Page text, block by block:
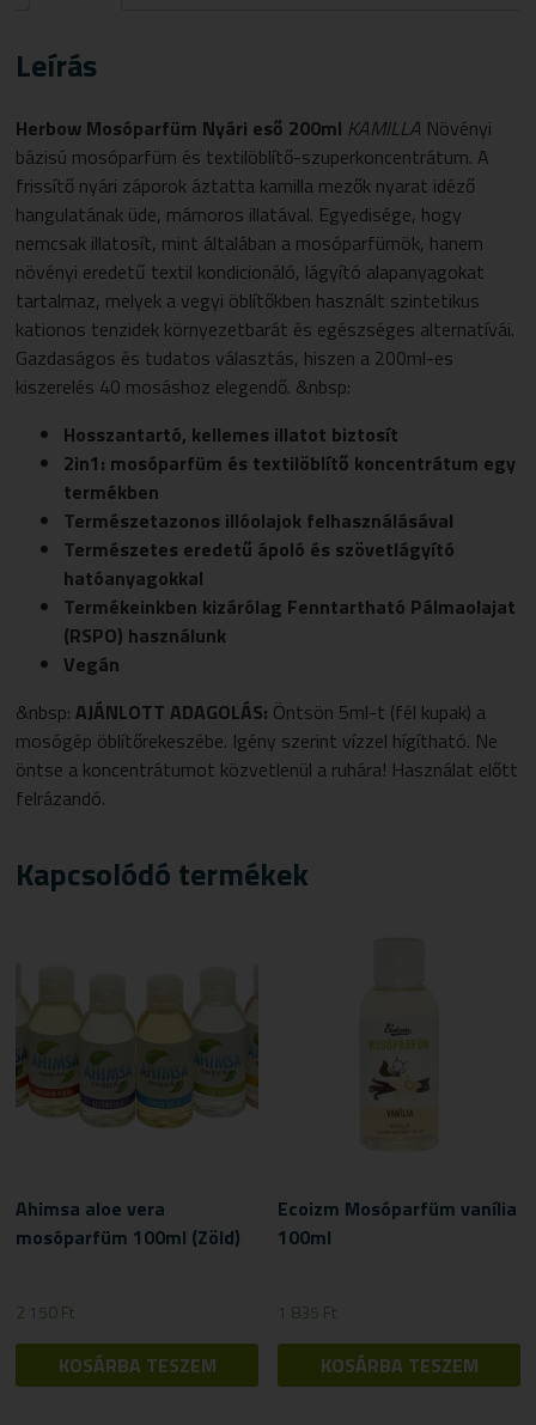
Leírás
Herbow Mosóparfüm Nyári eső 200ml KAMILLA Növényi
bázisú mosóparfüm és textilöblítő-szuperkoncentrátum. A
frissítő nyári záporok áztatta kamilla mezők nyarat idéző
hangulatának üde, mámoros illatával. Egyedisége, hogy
nemcsak illatosít, mint általában a mosóparfümök, hanem
növényi eredetű textil kondicionáló, lágyító alapanyagokat
tartalmaz, melyek a vegyi öblítőkben használt szintetikus
kationos tenzidek környezetbarát és egészséges alternatívái.
Gazdaságos és tudatos választás, hiszen a 200ml-es
kiszerelés 40 mosáshoz elegendő. &nbsp:
Hosszantartó, kellemes illatot biztosít
2in1: mosóparfüm és textilöblítő koncentrátum egy
termékben
Természetazonos illóolajok felhasználásával
Természetes eredetű ápoló és szövetlágyító
hatóanyagokkal
Termékeinkben kizárólag Fenntartható Pálmaolajat
(RSPO) használunk
Vegán
&nbsp:AJÁNLOTT ADAGOLÁS: Öntsön 5ml-t (fél kupak) a
mosógép öblítőrekeszébe. Igény szerint vízzel hígítható. Ne
öntse a koncentrátumot közvetlenül a ruhára! Használat előtt
felrázandó.
Kapcsolódó termékek
Ahimsa aloe vera
mosóparfüm 100ml (Zöld)
2 150Ft
KOSÁRBA TESZEM
Ecoizm Mosóparfüm vanília
100ml
1 835 Ft
KOSÁRBA TESZEM